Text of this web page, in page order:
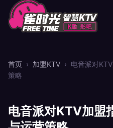
首页 › 加盟KTV › 电音派对
策略
电音派对KTV加盟